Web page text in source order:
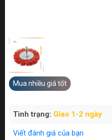
Mua nhiều giá tốt
Tình trạng: Giao 1-2 ngày
Viết đánh giá của bạn